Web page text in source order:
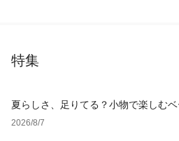
特集
夏らしさ、足りてる？小物で楽しむ
2026/8/7